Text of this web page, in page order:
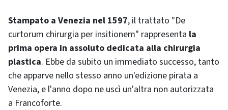
Stampato a Venezia nel 1597, il trattato "De
curtorum chirurgia per insitionem" rappresenta la
prima opera in assoluto dedicata alla chirurgia
plastica. Ebbe da subito un immediato successo, tanto
che apparve nello stesso anno un'edizione pirata a
Venezia, e l'anno dopo ne uscì un'altra non autorizzata
a Francoforte.